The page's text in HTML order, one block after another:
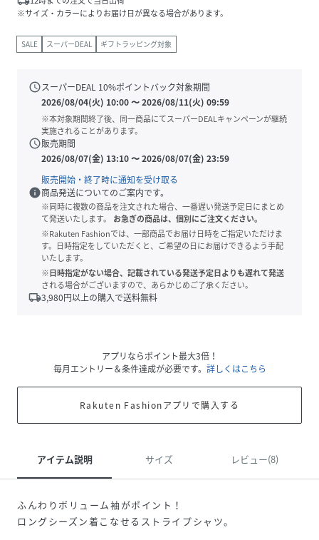
※サイズ・カラーによりお届け日が異なる場合があります。
SALE スーパーDEAL ギフトラッピング対象
scheduleスーパーDEAL 10%ポイントバック対象期間
2026/08/04(火) 10:00〜2026/08/11(火) 09:59
※本対象期間終了後、同一商品にてスーパーDEALキャンペーンが継続
実施されることがあります。
schedule販売期間
2026/08/07(金) 13:10〜2026/08/07(金) 23:59
販売開始・終了時に通知を受け取る
info商品発送についてのご案内です。
※同時に複数の商品を注文された場合、一番遅い発送予定日にまとめ
て発送いたします。
お急ぎの商品は、個別にご注文ください。
※Rakuten Fashionでは、一部商品でお届け日時をご指定いただけま
す。日時指定をしていただくと、ご希望の日にお届けできるよう手配
いたします。
※日時指定がない場合、記載されている発送予定日よりも遅れて発送
される場合がございますので、あらかじめご了承ください。
local_shipping3,980円以上の購入で送料無料
アプリならポイント最大3倍！
毎月エントリー＆条件達成が必要です。 詳しくはこちら
Rakuten Fashionアプリで購入する
アイテム説明 サイズ レビュー(8)
ふんわりボリューム袖がポイント！
ロングシーズン着こなせるストライプシャツ。